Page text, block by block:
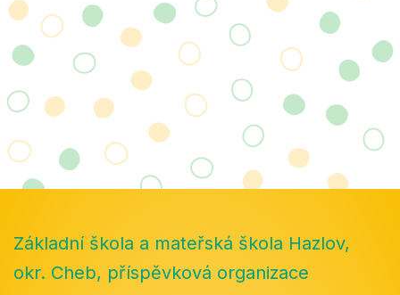
Základní škola a mateřská škola Hazlov,
okr. Cheb, příspěvková organizace